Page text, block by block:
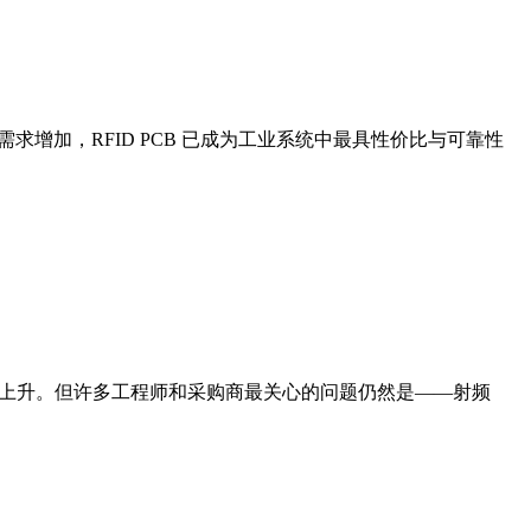
增加，RFID PCB 已成为工业系统中最具性价比与可靠性
上升。但许多工程师和采购商最关心的问题仍然是——射频